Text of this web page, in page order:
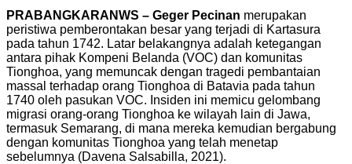
PRABANGKARANWS – Geger Pecinan merupakan
peristiwa pemberontakan besar yang terjadi di Kartasura
pada tahun 1742. Latar belakangnya adalah ketegangan
antara pihak Kompeni Belanda (VOC) dan komunitas
Tionghoa, yang memuncak dengan tragedi pembantaian
massal terhadap orang Tionghoa di Batavia pada tahun
1740 oleh pasukan VOC. Insiden ini memicu gelombang
migrasi orang-orang Tionghoa ke wilayah lain di Jawa,
termasuk Semarang, di mana mereka kemudian bergabung
dengan komunitas Tionghoa yang telah menetap
sebelumnya (Davena Salsabilla, 2021).